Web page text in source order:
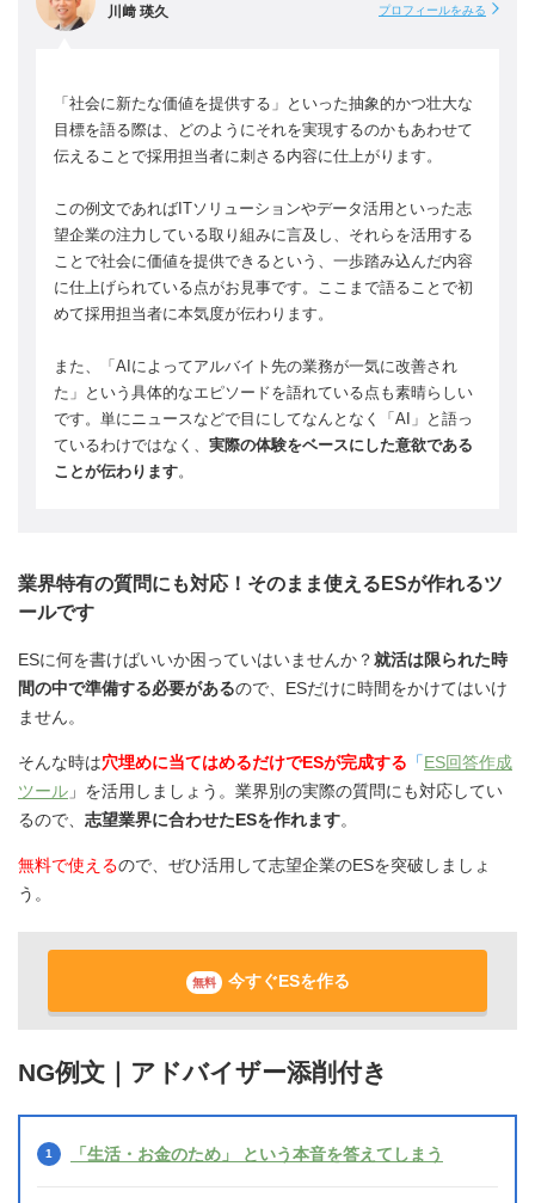
川﨑 瑛久 プロフィールをみる
「社会に新たな価値を提供する」といった抽象的かつ壮大な
目標を語る際は、どのようにそれを実現するのかもあわせて
伝えることで採用担当者に刺さる内容に仕上がります。
この例文であればITソリューションやデータ活用といった志
望企業の注力している取り組みに言及し、それらを活用する
ことで社会に価値を提供できるという、一歩踏み込んだ内容
に仕上げられている点がお見事です。ここまで語ることで初
めて採用担当者に本気度が伝わります。
また、「AIによってアルバイト先の業務が一気に改善され
た」という具体的なエピソードを語れている点も素晴らしい
です。単にニュースなどで目にしてなんとなく「AI」と語っ
ているわけではなく、 実際の体験をベースにした意欲である
ことが伝わります。
業界特有の質問にも対応！そのまま使えるESが作れるツ
ールです
ESに何を書けばいいか困っていはいませんか？就活は限られた時
間の中で準備する必要があるので、ESだけに時間をかけてはいけ
ません。
そんな時は穴埋めに当てはめるだけでESが完成する 「ES回答作成
ツール 」を活用しましょう。業界別の実際の質問にも対応してい
るので、 志望業界に合わせたESを作れます。
無料で使えるので、ぜひ活用して志望企業のESを突破しましょ
う。
無料 今すぐESを作る
NG例文｜アドバイザー添削付き
「生活・お金のため」 という本音を答えてしまう